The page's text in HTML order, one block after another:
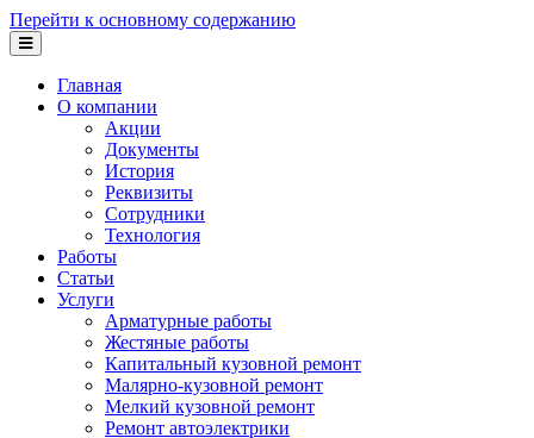
Перейти к основному содержанию
Главная
О компании
Акции
Документы
История
Реквизиты
Сотрудники
Технология
Работы
Статьи
Услуги
Арматурные работы
Жестяные работы
Капитальный кузовной ремонт
Малярно-кузовной ремонт
Мелкий кузовной ремонт
Ремонт автоэлектрики